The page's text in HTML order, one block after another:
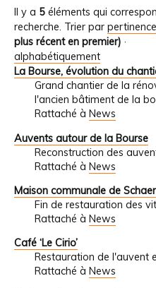
Il y a 5 éléments qui
recherche. Trier par pertinence
plus récent en premier) ·
alphabétiquement
La Bourse, évolution du
Grand chantier de la
l'ancien bâtiment de la
Rattaché à News
Auvents autour de la Bourse
Reconstruction des
Rattaché à News
Maison communale de
Fin de restauration des
Rattaché à News
Café ‘Le Cirio’
Restauration de l'auvent
Rattaché à News